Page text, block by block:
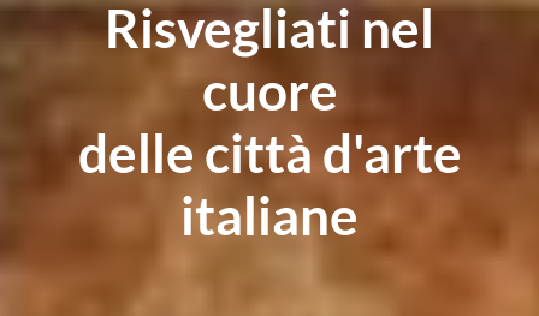
Risvegliati nel
cuore
delle città d'arte
italiane